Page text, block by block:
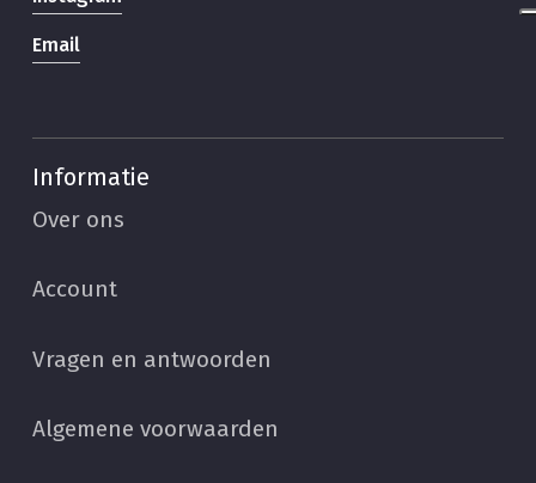
Email
Informatie
Over ons
Account
Vragen en antwoorden
Algemene voorwaarden